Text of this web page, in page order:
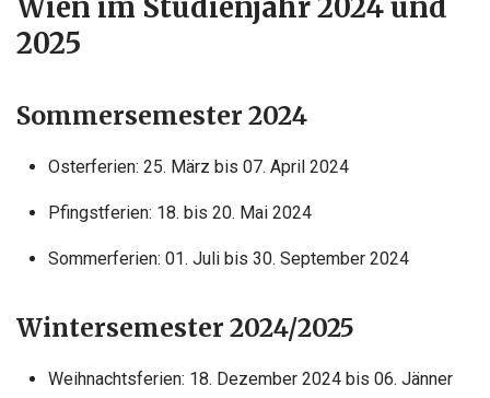
Wien im Studienjahr 2024 und
2025
Sommersemester 2024
Osterferien: 25. März bis 07. April 2024
Pfingstferien: 18. bis 20. Mai 2024
Sommerferien: 01. Juli bis 30. September 2024
Wintersemester 2024/2025
Weihnachtsferien: 18. Dezember 2024 bis 06. Jänner